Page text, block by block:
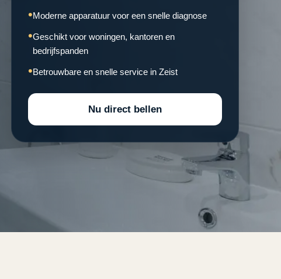
Moderne apparatuur voor een snelle diagnose
Geschikt voor woningen, kantoren en
bedrijfspanden
Betrouwbare en snelle service in Zeist
Nu direct bellen